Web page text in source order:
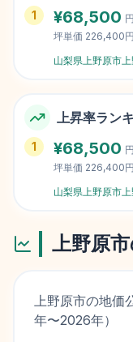
1 ¥68,500
坪単価 226,400
山梨県上野原市
上昇率ラン
1 ¥68,500
坪単価 226,400
山梨県上野原市
上野原市
上野原市の地価
年〜2026年）